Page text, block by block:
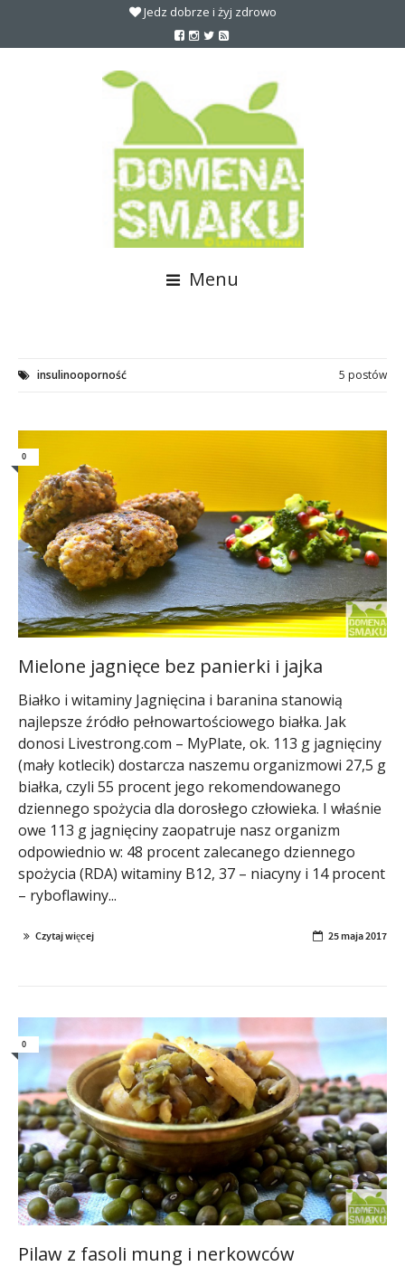
Jedz dobrze i żyj zdrowo
Menu
insulinooporność 5 postów
0
Mielone jagnięce bez panierki i jajka
Białko i witaminy Jagnięcina i baranina stanowią
najlepsze źródło pełnowartościowego białka. Jak
donosi Livestrong.com – MyPlate, ok. 113 g jagnięciny
(mały kotlecik) dostarcza naszemu organizmowi 27,5 g
białka, czyli 55 procent jego rekomendowanego
dziennego spożycia dla dorosłego człowieka. I właśnie
owe 113 g jagnięciny zaopatruje nasz organizm
odpowiednio w: 48 procent zalecanego dziennego
spożycia (RDA) witaminy B12, 37 – niacyny i 14 procent
– ryboflawiny...
Czytaj więcej 25 maja 2017
0
Pilaw z fasoli mung i nerkowców